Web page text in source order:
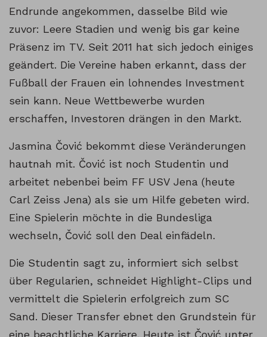
Endrunde angekommen, dasselbe Bild wie
zuvor: Leere Stadien und wenig bis gar keine
Präsenz im TV. Seit 2011 hat sich jedoch einiges
geändert. Die Vereine haben erkannt, dass der
Fußball der Frauen ein lohnendes Investment
sein kann. Neue Wettbewerbe wurden
erschaffen, Investoren drängen in den Markt.
Jasmina Čović bekommt diese Veränderungen
hautnah mit. Čović ist noch Studentin und
arbeitet nebenbei beim FF USV Jena (heute
Carl Zeiss Jena) als sie um Hilfe gebeten wird.
Eine Spielerin möchte in die Bundesliga
wechseln, Čović soll den Deal einfädeln.
Die Studentin sagt zu, informiert sich selbst
über Regularien, schneidet Highlight-Clips und
vermittelt die Spielerin erfolgreich zum SC
Sand. Dieser Transfer ebnet den Grundstein für
eine beachtliche Karriere. Heute ist Čović unter